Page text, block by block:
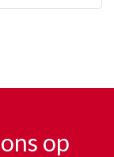
op